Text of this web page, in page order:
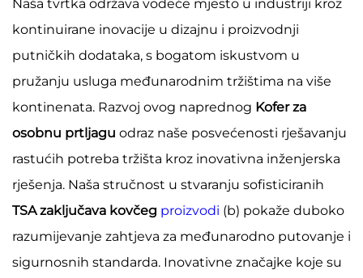
Naša tvrtka održava vodeće mjesto u industriji kroz
kontinuirane inovacije u dizajnu i proizvodnji
putničkih dodataka, s bogatom iskustvom u
pružanju usluga međunarodnim tržištima na više
kontinenata. Razvoj ovog naprednog Kofer za
osobnu prtljagu odraz naše posvećenosti rješavanju
rastućih potreba tržišta kroz inovativna inženjerska
rješenja. Naša stručnost u stvaranju sofisticiranih
TSA zaključava kovčeg proizvodi (b) pokaže duboko
razumijevanje zahtjeva za međunarodno putovanje i
sigurnosnih standarda. Inovativne značajke koje su